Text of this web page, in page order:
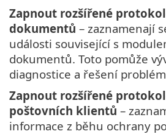
Zapnout rozšířené
dokumentů – zaznamenají
události související s
dokumentů. Toto pomůže
diagnostice a řešení
Zapnout rozšířené
poštovních klientů –
informace z běhu ochrany